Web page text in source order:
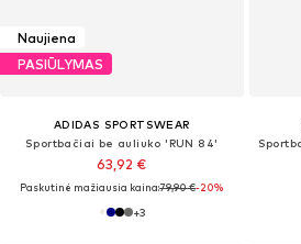
Naujiena
PASIŪLYMAS
ADIDAS SPORTSWEAR
Sportbačiai be auliuko 'RUN 84'
63,92 €
Paskutinė mažiausia kaina:79,90 €-20%
+3